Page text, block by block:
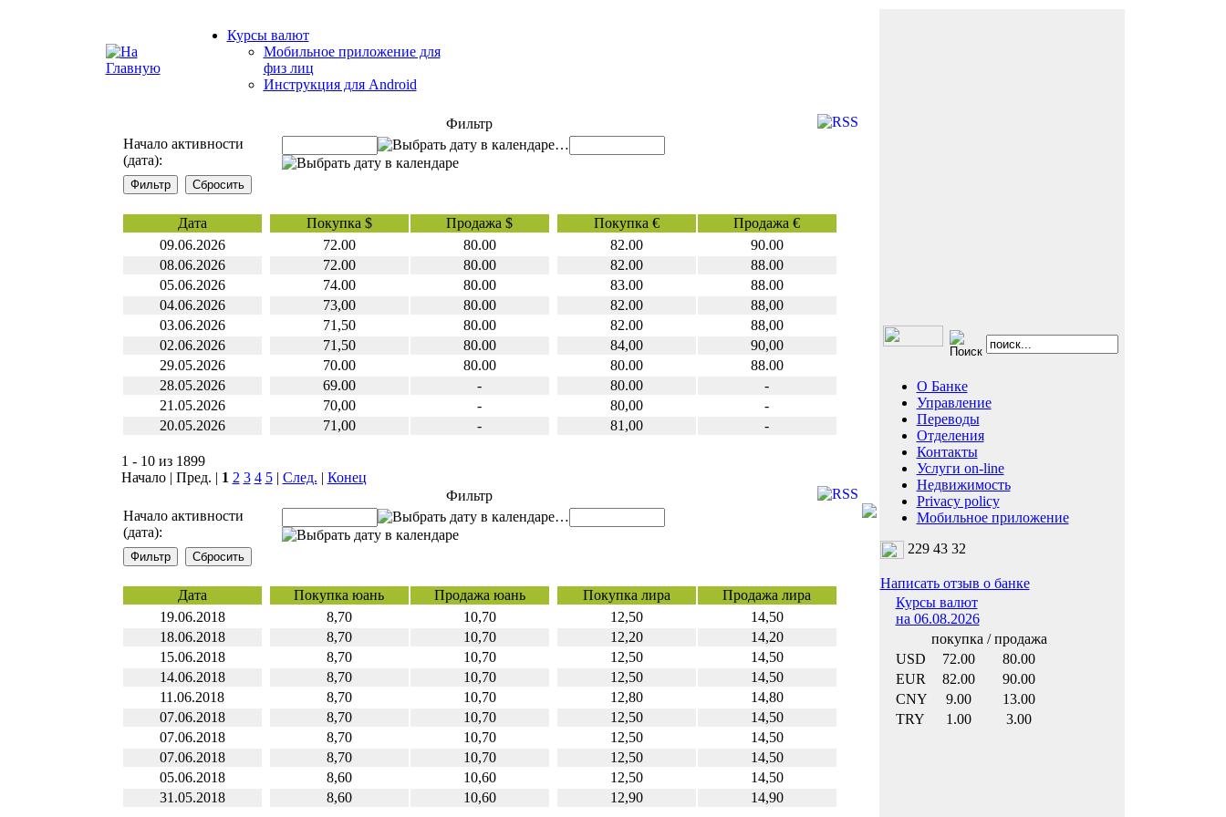
Курсы валют
Мобильное приложение для
физ лиц
Инструкция для Android
О Банке
Управление
Переводы
Отделения
Контакты
Услуги on-line
Недвижимость
Privacy policy
Мобильное приложение
229 43 32
Написать отзыв о банке
Курсы валют
на 06.08.2026
покупка / продажа
USD
72.00
80.00
EUR
82.00
90.00
CNY
9.00
13.00
TRY
1.00 3.00
Фильтр
Начало активности
(дата):
…
Дата Покупка $ Продажа $ Покупка €
Продажа €
09.06.2026
72.00 80.00 82.00
90.00
08.06.2026
72.00 80.00 82.00
88.00
05.06.2026
74.00 80.00 83.00
88.00
04.06.2026
73,00 80.00 82.00
88,00
03.06.2026
71,50 80.00 82.00
88,00
02.06.2026
71,50 80.00 84,00
90,00
29.05.2026
70.00 80.00 80.00
88.00
28.05.2026
69.00 - 80.00
-
21.05.2026
70,00 - 80,00
-
20.05.2026
71,00 - 81,00 -
1 - 10 из 1899
Начало | Пред. | 1 2 3 4 5| След. | Конец
Фильтр
Начало активности
(дата):
…
Дата Покупка юань Продажа юань Покупка лира
Продажа лира
19.06.2018
8,70 10,70 12,50
14,50
18.06.2018
8,70 10,70 12,20
14,20
15.06.2018
8,70 10,70 12,50
14,50
14.06.2018
8,70 10,70 12,50
14,50
11.06.2018
8,70 10,70 12,80
14,80
07.06.2018
8,70 10,70 12,50
14,50
07.06.2018
8,70 10,70 12,50
14,50
07.06.2018
8,70 10,70 12,50
14,50
05.06.2018
8,60 10,60 12,50
14,50
31.05.2018
8,60 10,60 12,90 14,90